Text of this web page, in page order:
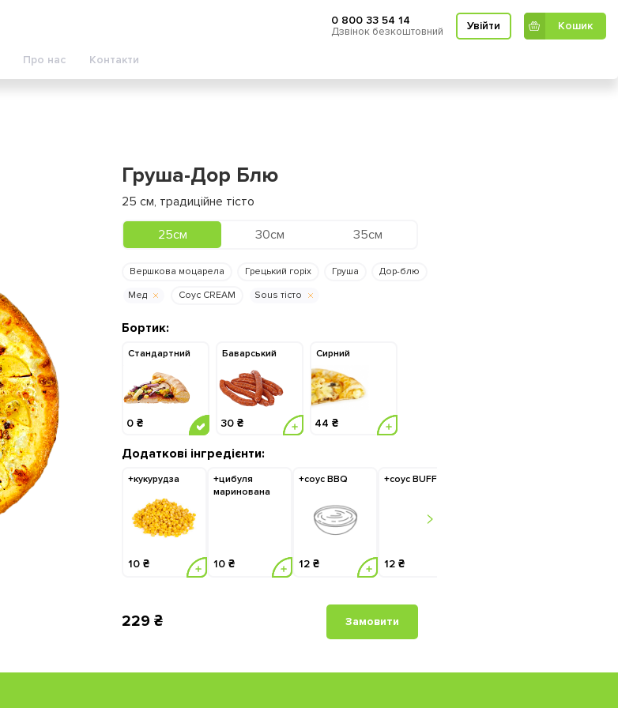
0 800 33 54 14
Дзвінок безкоштовний Увійти Кошик
Про нас Контакти
Груша-Дор Блю
25 см, традиційне тісто
25см 30см 35см
Вершкова моцарела Грецький горіх Груша
Дор-блю
Мед
Соус CREAM Sous тісто
Бортик:
Стандартний
0 ₴
Баварський
30 ₴
Cирний
44 ₴
Додаткові інгредієнти:
+кукурудза
10 ₴
+цибуля
маринована
10 ₴
+соус BBQ
12 ₴
+соус BUFFALO
12 ₴
229 ₴ Замовити